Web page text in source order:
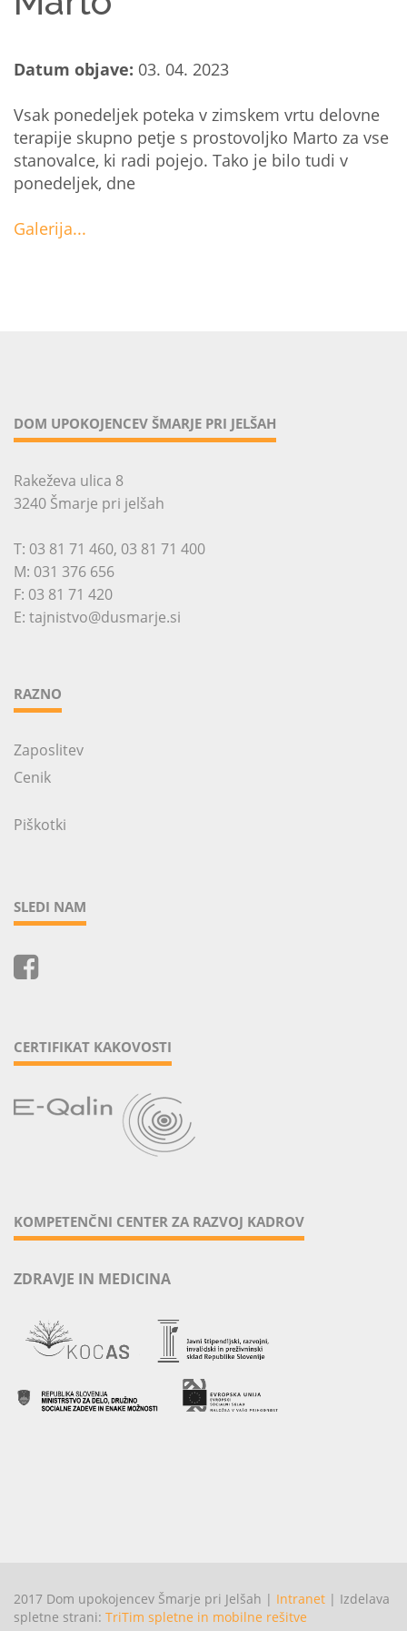
Datum objave: 03. 04. 2023
Vsak ponedeljek poteka v zimskem vrtu delovne
terapije skupno petje s prostovoljko Marto za vse
stanovalce, ki radi pojejo. Tako je bilo tudi v
ponedeljek, dne
Galerija...
DOM UPOKOJENCEV ŠMARJE PRI JELŠAH
Rakeževa ulica 8
3240 Šmarje pri jelšah
T: 03 81 71 460, 03 81 71 400
M: 031 376 656
F: 03 81 71 420
E: tajnistvo@dusmarje.si
RAZNO
Zaposlitev
Cenik
Piškotki
SLEDI NAM
CERTIFIKAT KAKOVOSTI
KOMPETENČNI CENTER ZA RAZVOJ KADROV
ZDRAVJE IN MEDICINA
2017 Dom upokojencev Šmarje pri Jelšah | Intranet | Izdelava
spletne strani: TriTim spletne in mobilne rešitve